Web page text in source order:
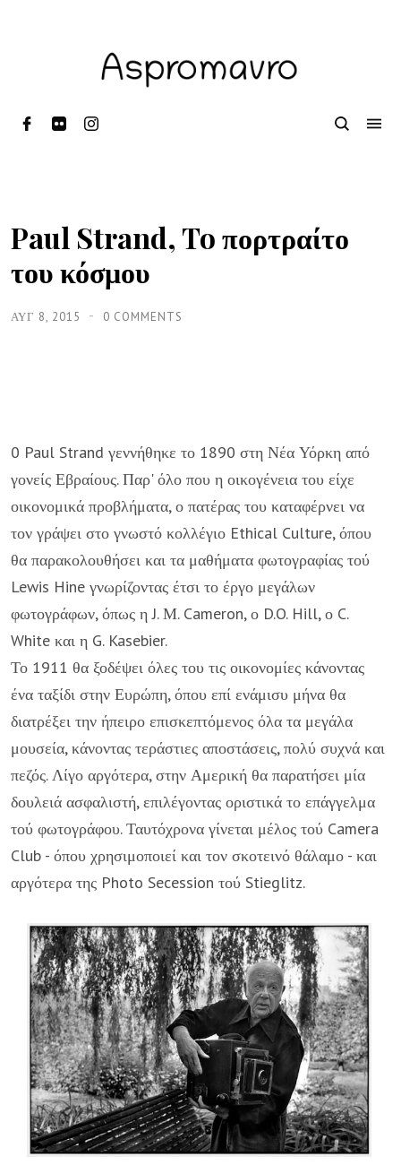
Paul Strand, To πορτραίτο
του κόσμου
ΑΥΓ 8, 2015 0 COMMENTS
0 Paul Strand γεννήθηκε το 1890 στη Νέα Υόρκη από
γο­νείς Εβραίους. Παρ' όλο που η οικογένεια του είχε
οικονομι­κά προβλήματα, ο πατέρας του καταφέρνει να
τον γράψει στο γνωστό κολλέγιο Ethical Culture, όπου
θα παρακολουθήσει και τα μαθήματα φωτογραφίας τού
Lewis Hine γνωρίζοντας έτσι το έργο μεγάλων
φωτογράφων, όπως η J. Μ. Cameron, ο D.O. Hill, ο C.
White και η G. Kasebier.
Το 1911 θα ξοδέψει όλες του τις οικονομίες κάνοντας
ένα ταξίδι στην Ευρώπη, όπου επί ενάμισυ μήνα θα
διατρέξει την ήπειρο επισκεπτόμενος όλα τα μεγάλα
μουσεία, κάνοντας τε­ράστιες αποστάσεις, πολύ συχνά και
πεζός. Λίγο αργότερα, στην Αμερική θα παρατήσει μία
δουλειά ασφαλιστή, επιλέγο­ντας οριστικά το επάγγελμα
τού φωτογράφου. Ταυτόχρονα γί­νεται μέλος τού Camera
Club - όπου χρησιμοποιεί και τον σκο­τεινό θάλαμο - και
αργότερα της Photo Secession τού Stieglitz.